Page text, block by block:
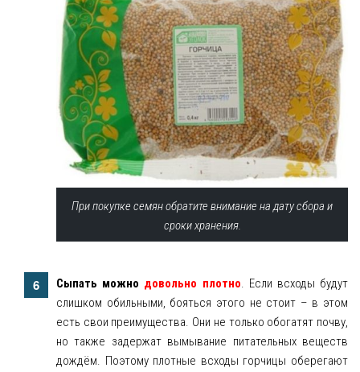
При покупке семян обратите внимание на дату сбора и
сроки хранения.
Сыпать можно довольно плотно. Если всходы будут
слишком обильными, бояться этого не стоит – в этом
есть свои преимущества. Они не только обогатят почву,
но также задержат вымывание питательных веществ
дождём. Поэтому плотные всходы горчицы оберегают